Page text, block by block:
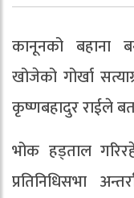
कानूनको बहाना
खोजेको गोर्खा
कृष्णबहादुर राईले
भोक हड्ताल
प्रतिनिधिसभा